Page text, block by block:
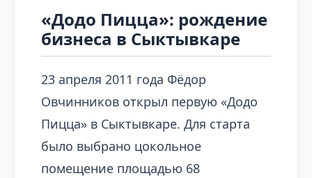
«Додо Пицца»: рождение
бизнеса в Сыктывкаре
23 апреля 2011 года Фёдор
Овчинников открыл первую «Додо
Пицца» в Сыктывкаре. Для старта
было выбрано цокольное
помещение площадью 68